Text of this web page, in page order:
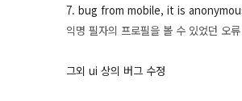
7. bug from mobile, it is
익명 필자의 프로필을 볼 수 있었던 오
그외 ui 상의 버그 수정